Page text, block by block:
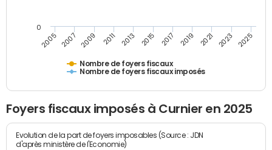
Nombre de foyers fiscaux
Nombre de foyers fiscaux imposés
2005 2007 2009 2011 2013 2015 2017 2019 2021 2023 2025
0
Foyers fiscaux imposés à Curnier en 2025
Evolution de la part de foyers imposables (Source : JDN
d'après ministère de l'Economie)